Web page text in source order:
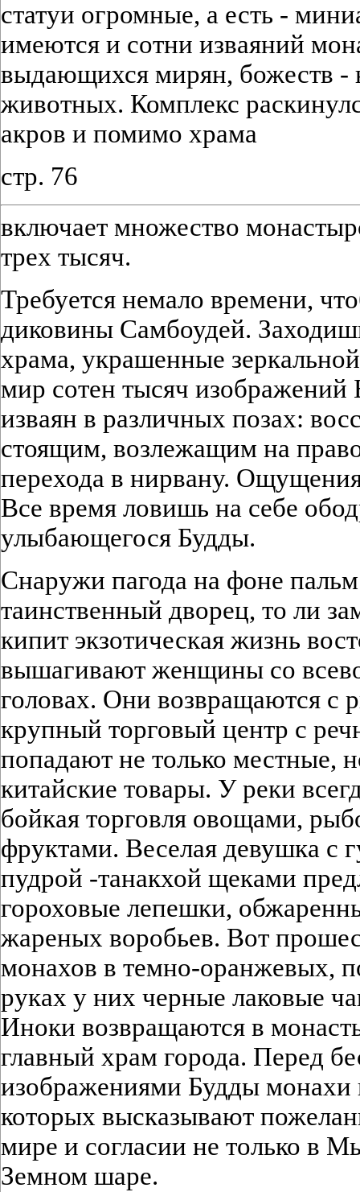
статуи огромные, а есть -
имеются и сотни изваяний
выдающихся мирян, божеств -
животных. Комплекс
акров и помимо храма
стр. 76
включает множество
трех тысяч.
Требуется немало времени,
диковины Самбоудей.
храма, украшенные
мир сотен тысяч
изваян в различных позах:
стоящим, возлежащим на
перехода в нирвану.
Все время ловишь на себе
улыбающегося Будды.
Снаружи пагода на фоне
таинственный дворец, то ли
кипит экзотическая жизнь
вышагивают женщины со
головах. Они возвращаются с
крупный торговый центр с
попадают не только местные,
китайские товары. У реки
бойкая торговля овощами,
фруктами. Веселая девушка с
пудрой -танакхой щеками
гороховые лепешки,
жареных воробьев. Вот
монахов в темно-оранжевых,
руках у них черные лаковые
Иноки возвращаются в
главный храм города. Перед
изображениями Будды монахи
которых высказывают
мире и согласии не только в
Земном шаре.